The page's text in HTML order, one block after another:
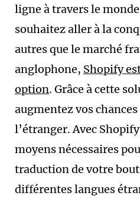
ligne à travers le
souhaitez aller à la
autres que le marché
anglophone, Shopify
option. Grâce à cette
augmentez vos
l’étranger. Avec
moyens nécessaires
traduction de votre
différentes langues